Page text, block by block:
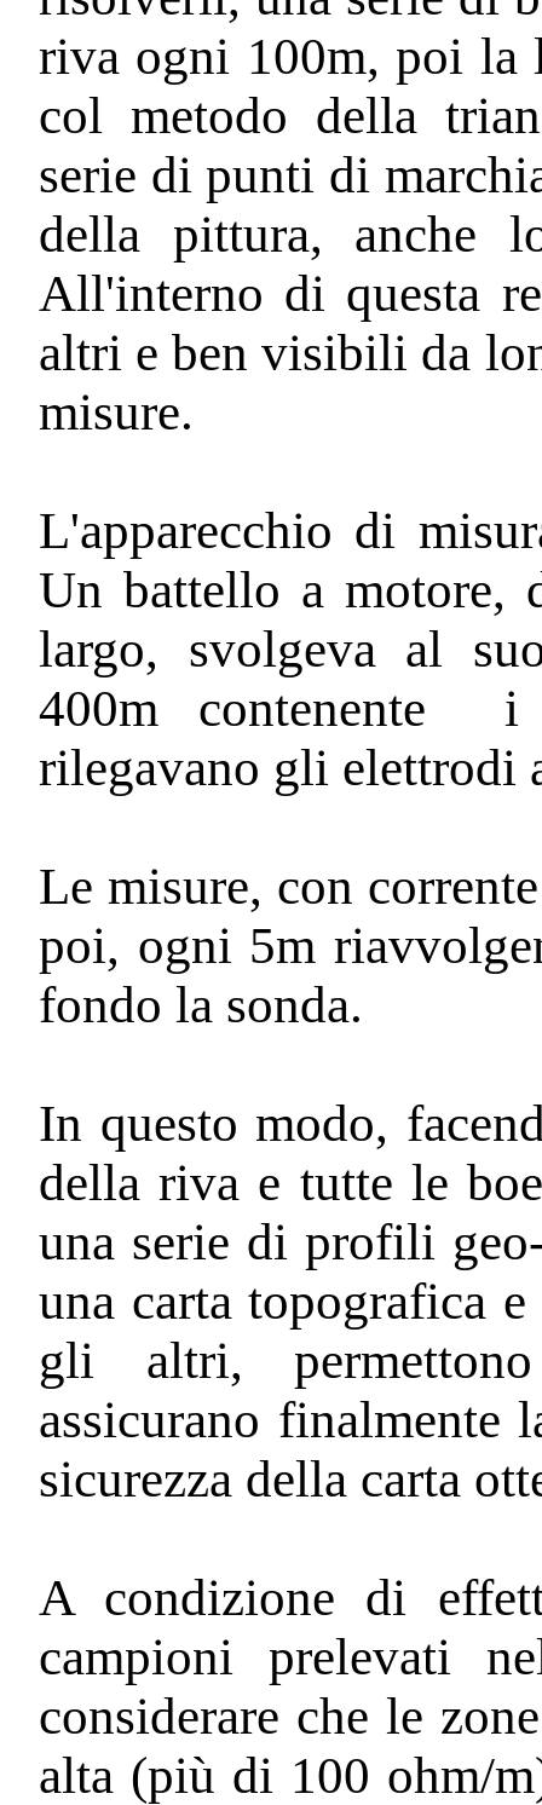
riva ogni 100m, poi la
col metodo della
serie di punti di
della pittura, anche
All'interno di questa
altri e ben visibili da
misure.
L'apparecchio di
Un battello a motore,
largo, svolgeva al
400m contenente
i
rilegavano gli elettrodi
Le misure, con
poi, ogni 5m
fondo la sonda.
In questo modo,
della riva e tutte le
una serie di profili
una carta topografica
gli altri, permettono
assicurano finalmente
sicurezza della carta
A condizione di
campioni prelevati
considerare che le
alta (più di 100 ohm/